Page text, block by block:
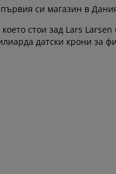
си магазин в
което стои зад Lars
датски крони за